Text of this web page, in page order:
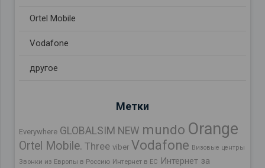
Ortel Mobile
Vodafone
другое
Метки
Everywhere GLOBALSIM NEW mundo Orange
Ortel Mobile. Three viber Vodafone Визовые центры
Звонки из Европы в Россию Интернет в ЕС Интернет за